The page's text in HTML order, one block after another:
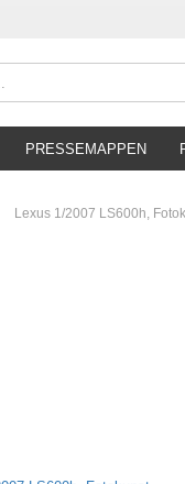
PRESSEMAPPEN
Lexus 1/2007 LS600h,